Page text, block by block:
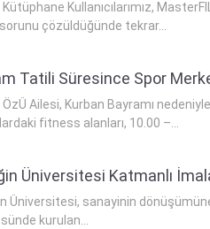
Kütüphane Kullanıcılarımız,
çözüldüğünde tekrar...
Tatili Süresince Spor
ÖzÜ Ailesi, Kurban Bayramı
fitness alanları, 10.00 –...
Üniversitesi Katmanlı
Üniversitesi, sanayinin
kurulan...